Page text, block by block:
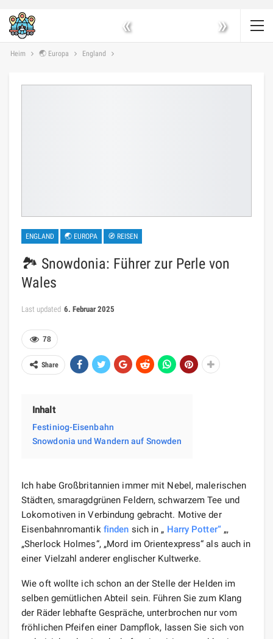
« »
Heim 🌏 Europa England
ENGLAND 🌏 EUROPA 🧭 REISEN
🏞️ Snowdonia: Führer zur Perle von
Wales
Last updated 6. Februar 2025
78
Share
Inhalt
Festiniog-Eisenbahn
Snowdonia und Wandern auf Snowden
Ich habe Großbritannien immer mit Nebel, malerischen
Städten, smaragdgrünen Feldern, schwarzem Tee und
Lokomotiven in Verbindung gebracht. Motive der
Eisenbahnromantik finden sich in „ Harry Potter“„,
„Sherlock Holmes“, „Mord im Orientexpress“ als auch in
einer Vielzahl anderer englischer Kultwerke.
Wie oft wollte ich schon an der Stelle der Helden im
selben gemütlichen Abteil sein. Führen Sie zum Klang
der Räder lebhafte Gespräche, unterbrochen nur vom
fröhlichen Pfeifen einer Dampflok, lassen Sie sich von